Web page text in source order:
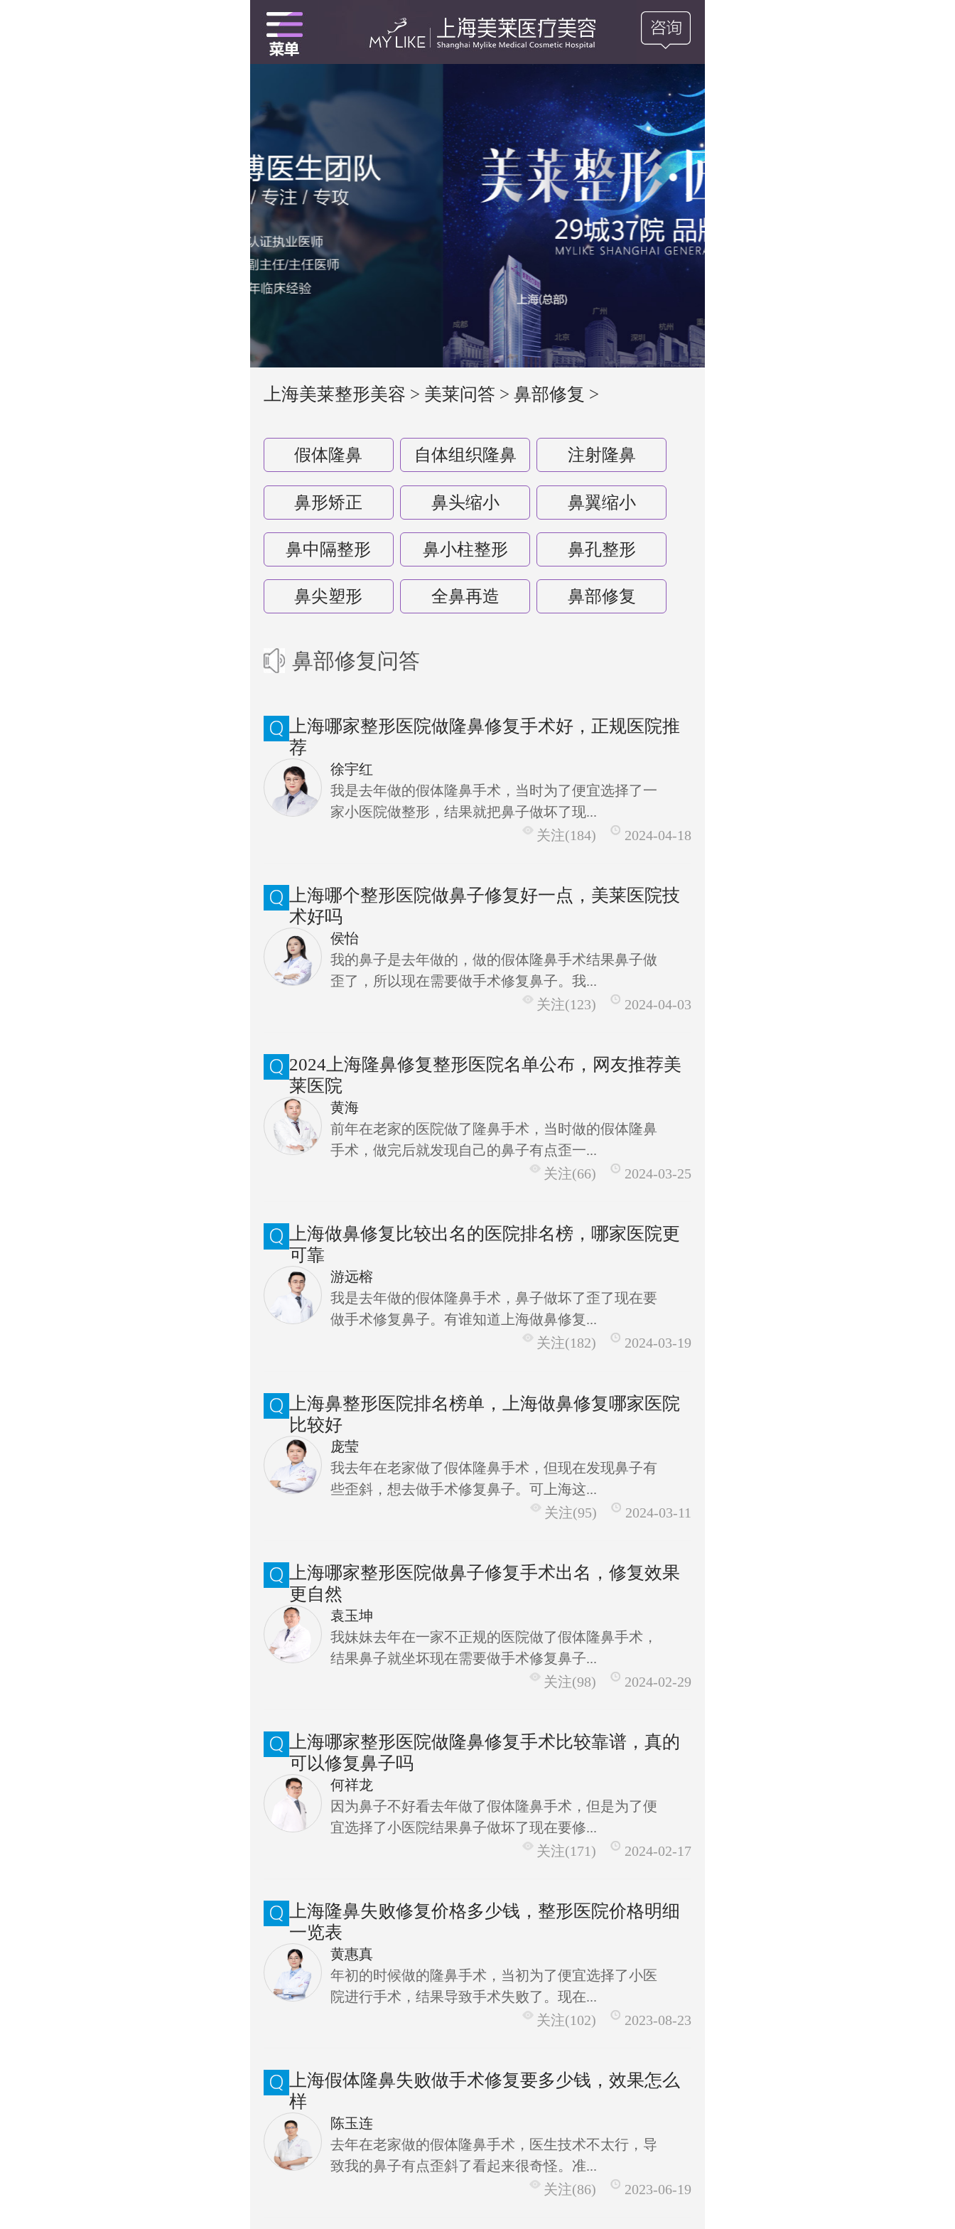
上海美莱整形美容 > 美莱问答 >鼻部修复 >
假体隆鼻 自体组织隆鼻 注射隆鼻
鼻形矫正 鼻头缩小 鼻翼缩小
鼻中隔整形 鼻小柱整形 鼻孔整形
鼻尖塑形 全鼻再造 鼻部修复
鼻部修复问答
上海哪家整形医院做隆鼻修复手术好，正规医院推
荐
徐宇红
我是去年做的假体隆鼻手术，当时为了便宜选择了一
家小医院做整形，结果就把鼻子做坏了现...
关注(184)
2024-04-18
上海哪个整形医院做鼻子修复好一点，美莱医院技
术好吗
侯怡
我的鼻子是去年做的，做的假体隆鼻手术结果鼻子做
歪了，所以现在需要做手术修复鼻子。我...
关注(123)
2024-04-03
2024上海隆鼻修复整形医院名单公布，网友推荐美
莱医院
黄海
前年在老家的医院做了隆鼻手术，当时做的假体隆鼻
手术，做完后就发现自己的鼻子有点歪一...
关注(66)
2024-03-25
上海做鼻修复比较出名的医院排名榜，哪家医院更
可靠
游远榕
我是去年做的假体隆鼻手术，鼻子做坏了歪了现在要
做手术修复鼻子。有谁知道上海做鼻修复...
关注(182)
2024-03-19
上海鼻整形医院排名榜单，上海做鼻修复哪家医院
比较好
庞莹
我去年在老家做了假体隆鼻手术，但现在发现鼻子有
些歪斜，想去做手术修复鼻子。可上海这...
关注(95)
2024-03-11
上海哪家整形医院做鼻子修复手术出名，修复效果
更自然
袁玉坤
我妹妹去年在一家不正规的医院做了假体隆鼻手术，
结果鼻子就坐坏现在需要做手术修复鼻子...
关注(98)
2024-02-29
上海哪家整形医院做隆鼻修复手术比较靠谱，真的
可以修复鼻子吗
何祥龙
因为鼻子不好看去年做了假体隆鼻手术，但是为了便
宜选择了小医院结果鼻子做坏了现在要修...
关注(171)
2024-02-17
上海隆鼻失败修复价格多少钱，整形医院价格明细
一览表
黄惠真
年初的时候做的隆鼻手术，当初为了便宜选择了小医
院进行手术，结果导致手术失败了。现在...
关注(102)
2023-08-23
上海假体隆鼻失败做手术修复要多少钱，效果怎么
样
陈玉连
去年在老家做的假体隆鼻手术，医生技术不太行，导
致我的鼻子有点歪斜了看起来很奇怪。准...
关注(86)
2023-06-19